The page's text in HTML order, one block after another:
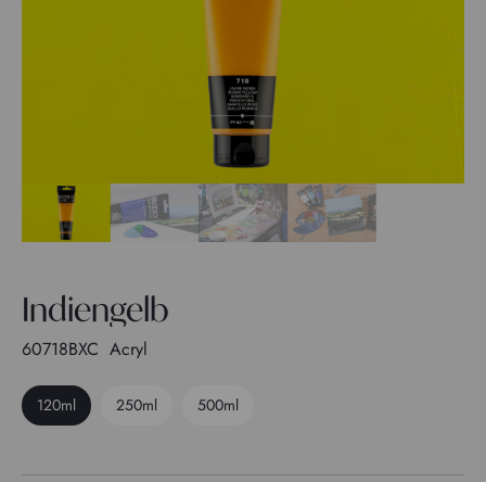
Indiengelb
60718BXC Acryl
120ml 250ml 500ml